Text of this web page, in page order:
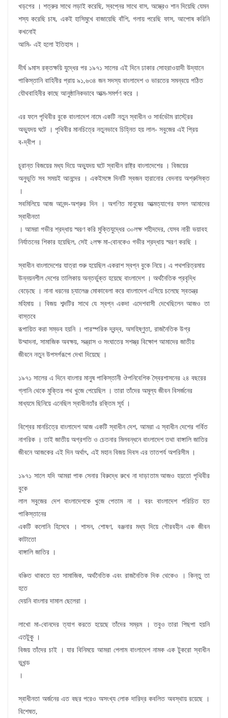
খড়গের । শত্রুর সাথে লড়াই করেছি, স্বপ্নের সাথে বাস, অস্ত্রেও শান দিয়েছি যেমন
শস্য করেছি চাষ, একই হাসিমুখে বাজায়েছি বাঁশি, গলায় পরেছি ফাস, আপোষ করিনি
কখনোই
আমি- এই হলো ইতিহাস ।
দীর্ঘ ৯মাস রক্তক্ষয়ি যুদ্ধের পর ১৯৭১ সালের এই দিনে ঢাকার সোহরাওয়াদী উদ্যানে
পাকিস্তানি বাহিনীর প্রায় ৯১,৬৩৪ জন সদস্য বাংলাদেশ ও ভারতের সমন্বয়ে গঠিত
যৌথবাহিনীর কাছে আনুষ্ঠানিকভাবে আত্ম-সমর্পণ করে ।
এর ফলে পৃথিবীর বুকে বাংলাদেশ নামে একটি নতুন স্বাধীন ও সার্বভৌম রাস্ট্রের
অভ্যুদয় ঘটে । পৃথিবীর মানচিত্রে নতুনভাবে চিহ্নিত হয় লাল- সবুজের এই প্রিয়
ব-দ্বীপ ।
চূরান্ত বিজয়ের মধ্য দিয়ে অভ্যুদয় ঘটে স্বাধীন রাষ্ট্র বাংলাদেশের । বিজয়ের
অনুভূতি সব সময়ই আনন্দের । একইসঙ্গে দিনটি স্বজন হারানোর বেদনায় অশ্রুসিক্ত
।
সবমিলিয়ে আজ আনন্দ-অশ্রুর দিন । অগণিত মানুষের আত্মত্যাগের ফসল আমাদের
স্বাধীনতা
। আমরা গভীর শ্রদ্ধায় স্মরণ করি মুক্তিযুদ্ধের ৩০লক্ষ শহীদদের, যেসব নারী ভয়াবহ
নির্যাতনের শিকার হয়েছিল, সেই ২লক্ষ মা-বোনকেও গভীর শ্রদ্ধায় স্মরণ করছি ।
স্বাধীন বাংলাদেশের যাত্রা শুরু হয়েছিল একরাশ স্বপ্ন বুকে নিয়ে। এ পথপরিত্রমায়
উন্নয়নশীল দেশের তালিকায় অন্তর্ভুক্ত হয়েছে বাংলাদেশ । অর্থনৈতিক প্রবৃদ্ধি
বেড়েছে । নানা ধরনের চ্যালেঞ্জ মোকাবেলা করে বাংলাদেশ এগিয়ে চলেছে স্বতন্ত্র
মহিমায় । বিজয় শব্দটির সাথে যে স্বপ্ন একদা এদেশবাসী দেখেছিলেন আজও তা
বাস্তবে
রূপায়িত করা সম্ভব হয়নি । পারস্পরিক দ্বন্দ্ব, অসহিষ্ণুতা, রাজনৈতিক উগ্র
উম্মাদনা, সামাজিক অবক্ষয়, সন্ত্রাস ও সংঘাতের সশস্ত্র বিক্ষোপ আমাদের জাতীয়
জীবনে নতুন উপসর্গরূপে দেখা দিয়েছে ।
১৯৭১ সালের এ দিনে বাংলার মানুষ পাকিস্তানী ঔপনিবেশিক স্বৈরশাসনের ২৪ বছরের
গ্লানি থেকে মুক্তির পথ খুজে পেয়েছিল । তারা তাঁদের অমূল্য জীবন বিসর্জনের
মাধ্যমে ছিনিয়ে এনেছিল স্বাধীনতাঁর রক্তিম সূর্য ।
বিশ্বের মানচিত্রে বাংলাদেশ আজ একটি স্বাধীন দেশ, আমরা এ স্বাধীন দেশের গর্বিত
নাগরিক । তাই জাতীয় অগ্রগতি ও চেতনার মিলবন্ধনে বাংলাদেশ তথা বাঙ্গালি জাতির
জীবনে আজকের এই দিন অর্থাৎ, এই মহান বিজয় দিবস এর তাতপর্য অপরিসীম ।
১৯৭১ সালে যদি আমরা পাক সেনার বিরুদ্ধে রুখে না দাড়াতাম আজও হয়তো পৃথিবীর
বুকে
লাল সবুজের দেশ বাংলাদেশকে খুজে পেতাম না । বরং বাংলাদেশ পরিচিত হত
পাকিস্তানের
একটি কলোনি হিসেবে । শাসন, শোষণ, বঞ্জনার মধ্য দিয়ে গৌরবহীন এক জীবন
কাটাতো
বাঙ্গালি জাতির ।
বঞ্চিত থাকতে হত সামাজিক, অর্থনৈতিক এবং রাজনৈতিক দিক থেকেও । কিন্তু তা
হতে
দেয়নি বাংলার দামাল ছেলেরা ।
লাখো মা-বোনদের ত্যাগ করতে হয়েছে তাঁদের সম্রম । তবুও তারা পিছপা হয়নি
এতটুকু ।
বিজয় তাঁদের চাই । যার বিনিময়ে আমরা পেলাম বাংলাদেশ নামক এক টুকরো স্বাধীন
ভূখন্ড
।
স্বাধীনতা অর্জনের এত বছর পরেও অসংখ্য লোক দারিদ্র কবলিত অবস্থায় রয়েছে ।
বিশেষত,